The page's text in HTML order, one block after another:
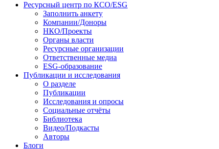
Ресурсный центр по КСО/ESG
Заполнить анкету
Компании/Доноры
НКО/Проекты
Органы власти
Ресурсные организации
Ответственные медиа
ESG-образование
Публикации и исследования
О разделе
Публикации
Исследования и опросы
Социальные отчёты
Библиотека
Видео/Подкасты
Авторы
Блоги